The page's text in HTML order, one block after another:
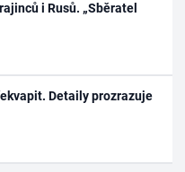
i Rusů. „Sběratel
Detaily prozrazuje